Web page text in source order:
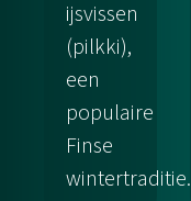
ijsvissen
(pilkki),
een
populaire
Finse
wintertraditie.